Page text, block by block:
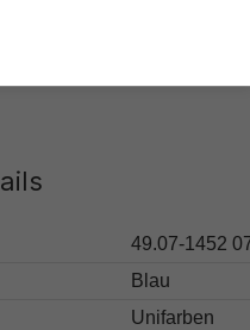
von BRAX ist mehr als
49.07-1452
Blau
Unifarben